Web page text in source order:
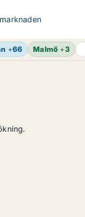
+66 Malmö +3